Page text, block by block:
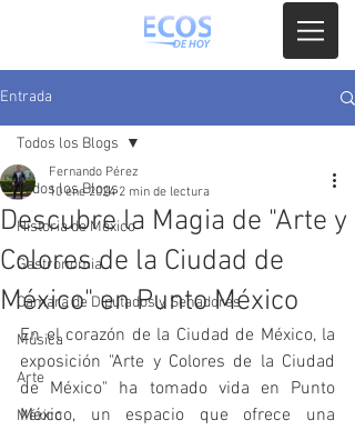
Entrada
Todos los Blogs
Historia de México
Gastronomia
Camara de Diputados y Senadores
Música
Arte
México
Todos los Blogs
Descubre la Magia de "Arte y
Colores de la Ciudad de
México" en Punto México
Fernando Pérez
10 ene 2024 2 min de lectura
En el corazón de la Ciudad de México, la
exposición "Arte y Colores de la Ciudad
de México" ha tomado vida en Punto
México, un espacio que ofrece una